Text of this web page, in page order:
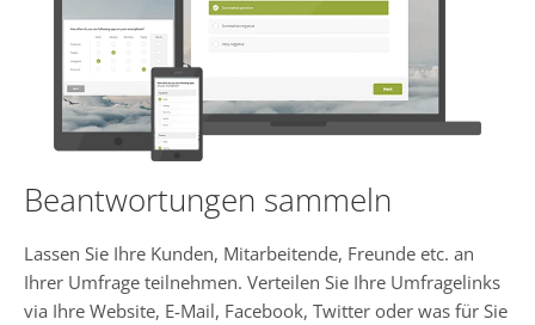
Beantwortungen sammeln
Lassen Sie Ihre Kunden, Mitarbeitende, Freunde etc. an
Ihrer Umfrage teilnehmen. Verteilen Sie Ihre Umfragelinks
via Ihre Website, E-Mail, Facebook, Twitter oder was für Sie